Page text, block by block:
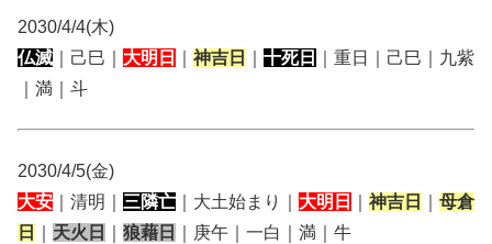
2030/4/4(木)
仏滅 ｜己巳｜ 大明日 神吉日 十死日
｜重日｜己巳｜九紫
｜満｜斗
2030/4/5(金)
大安 ｜清明｜ 三隣亡 ｜大土始まり｜ 大明日 神吉日
母倉
日
天火日 狼藉日 ｜庚午｜一白｜満｜牛